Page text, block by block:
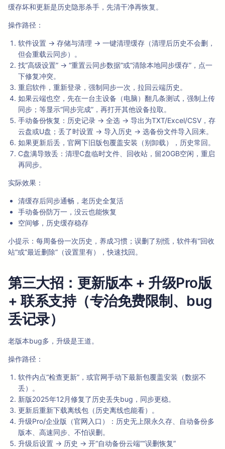
缓存坏和更新是历史隐形杀手，先清干净再恢复。
操作路径：
软件设置 → 存储与清理 → 一键清理缓存（清理后历史不会删，
但会重载云同步）。
找“高级设置” → “重置云同步数据”或“清除本地同步缓存”，点一
下修复冲突。
重启软件，重新登录，强制同步一次，拉回云端历史。
如果云端也空，先在一台主设备（电脑）翻几条测试，强制上传
同步；等显示“同步完成”，再打开其他设备拉取。
手动备份恢复：历史记录 → 全选 → 导出为TXT/Excel/CSV，存
云盘或U盘；丢了时设置 → 导入历史 → 选备份文件导入回来。
如果更新后丢，官网下旧版包覆盖安装（别卸载），历史常回。
C盘满导致丢：清理C盘临时文件、回收站，留20GB空闲，重启
再同步。
实际效果：
清缓存后同步通畅，老历史全复活
手动备份防万一，没云也能恢复
空间够，历史缓存稳存
小提示：每周备份一次历史，养成习惯；误删了别慌，软件有“回收
站”或“最近删除”（设置里有），快速找回。
第三大招：更新版本 + 升级Pro版
+ 联系支持（专治免费限制、bug
丢记录）
老版本bug多，升级是王道。
操作路径：
软件内点“检查更新”，或官网手动下最新包覆盖安装（数据不
丢）。
新版2025年12月修复了历史丢失bug，同步更稳。
更新后重新下载离线包（历史离线也能看）。
升级Pro/企业版（官网入口）：历史无上限永久存、自动备份多
版本、高速同步、不怕误删。
升级后设置 → 历史 → 开“自动备份云端”“误删恢复”